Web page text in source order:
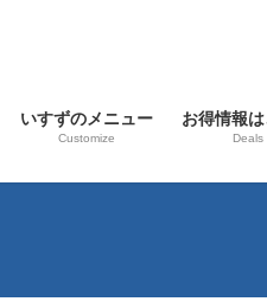
いすずのメニュー
Customize
お得情報は
Deals